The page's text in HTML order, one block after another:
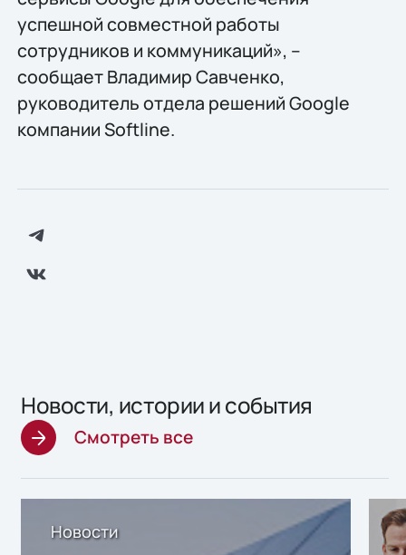
успешной совместной работы
сотрудников и коммуникаций», –
сообщает Владимир Савченко,
руководитель отдела решений Google
компании Softline.
Новости, истории и события
Смотреть все
Новости